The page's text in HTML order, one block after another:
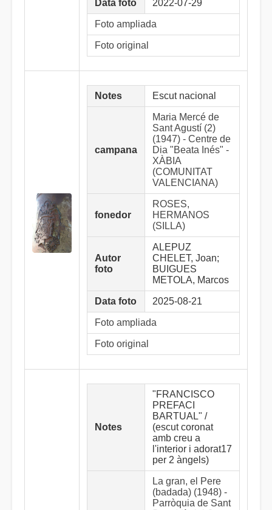
Data foto 2022-07-29
Foto ampliada
Foto original
Notes Escut nacional
campana
Maria Mercé de
Sant Agustí (2)
(1947) - Centre de
Dia "Beata Inés" -
XÀBIA
(COMUNITAT
VALENCIANA)
fonedor
ROSES,
HERMANOS
(SILLA)
Autor
foto
ALEPUZ
CHELET, Joan;
BUIGUES
METOLA, Marcos
Data foto 2025-08-21
Foto ampliada
Foto original
Notes
"FRANCISCO
PREFACI
BARTUAL" /
(escut coronat
amb creu a
l'interior i adorat17
per 2 àngels)
La gran, el Pere
(badada) (1948) -
Parròquia de Sant